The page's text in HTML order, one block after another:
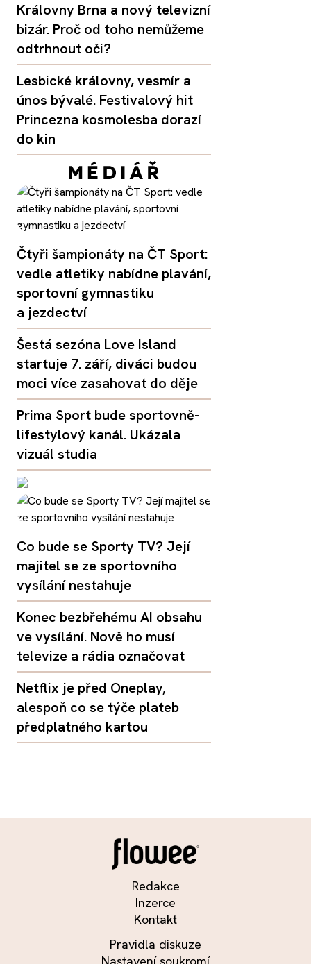
Královny Brna a nový televizní
bizár. Proč od toho nemůžeme
odtrhnout oči?
Lesbické královny, vesmír a
únos bývalé. Festivalový hit
Princezna kosmolesba dorazí
do kin
Čtyři šampionáty na ČT Sport:
vedle atletiky nabídne plavání,
sportovní gymnastiku
a jezdectví
Šestá sezóna Love Island
startuje 7. září, diváci budou
moci více zasahovat do děje
Prima Sport bude sportovně-
lifestylový kanál. Ukázala
vizuál studia
Co bude se Sporty TV? Její
majitel se ze sportovního
vysílání nestahuje
Konec bezbřehému AI obsahu
ve vysílání. Nově ho musí
televize a rádia označovat
Netflix je před Oneplay,
alespoň co se týče plateb
předplatného kartou
Redakce
Inzerce
Kontakt
Pravidla diskuze